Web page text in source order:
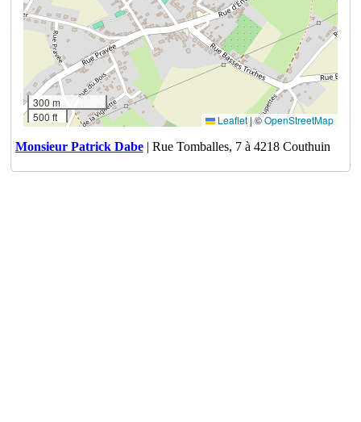
300 m
500 ft
Leaflet |©OpenStreetMap
Monsieur Patrick Dabe| Rue Tomballes, 7 à 4218 Couthuin